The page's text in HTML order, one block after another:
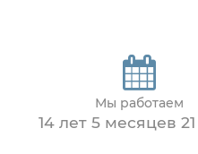
Мы работаем
14 лет 5 месяцев